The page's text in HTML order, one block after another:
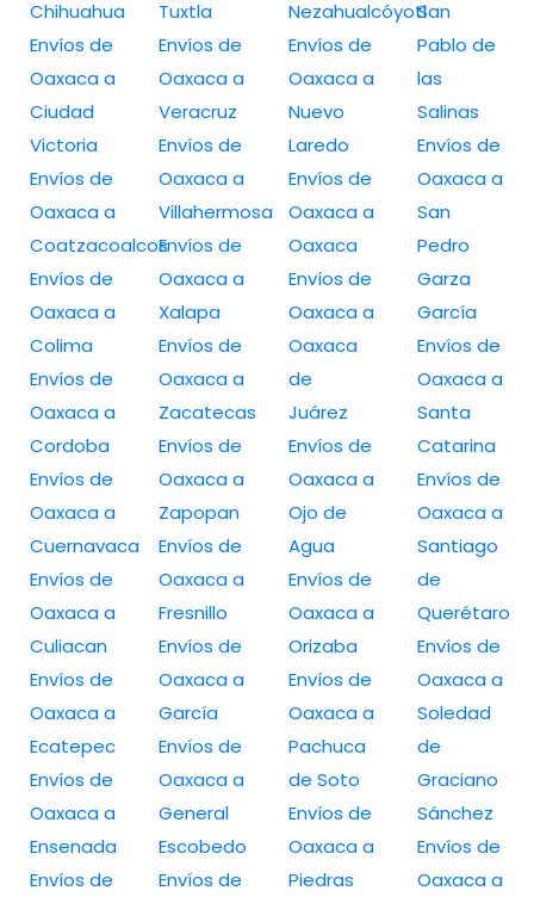
Chihuahua
Envíos de
Oaxaca a
Ciudad
Victoria
Envíos de
Oaxaca a
Coatzacoalcos
Envíos de
Oaxaca a
Colima
Envíos de
Oaxaca a
Cordoba
Envíos de
Oaxaca a
Cuernavaca
Envíos de
Oaxaca a
Culiacan
Envíos de
Oaxaca a
Ecatepec
Envíos de
Oaxaca a
Ensenada
Envíos de
Tuxtla
Envíos de
Oaxaca a
Veracruz
Envíos de
Oaxaca a
Villahermosa
Envíos de
Oaxaca a
Xalapa
Envíos de
Oaxaca a
Zacatecas
Envíos de
Oaxaca a
Zapopan
Envíos de
Oaxaca a
Fresnillo
Envíos de
Oaxaca a
García
Envíos de
Oaxaca a
General
Escobedo
Envíos de
Nezahualcóyotl
Envíos de
Oaxaca a
Nuevo
Laredo
Envíos de
Oaxaca a
Oaxaca
Envíos de
Oaxaca a
Oaxaca
de
Juárez
Envíos de
Oaxaca a
Ojo de
Agua
Envíos de
Oaxaca a
Orizaba
Envíos de
Oaxaca a
Pachuca
de Soto
Envíos de
Oaxaca a
Piedras
San
Pablo de
las
Salinas
Envíos de
Oaxaca a
San
Pedro
Garza
García
Envíos de
Oaxaca a
Santa
Catarina
Envíos de
Oaxaca a
Santiago
de
Querétaro
Envíos de
Oaxaca a
Soledad
de
Graciano
Sánchez
Envíos de
Oaxaca a